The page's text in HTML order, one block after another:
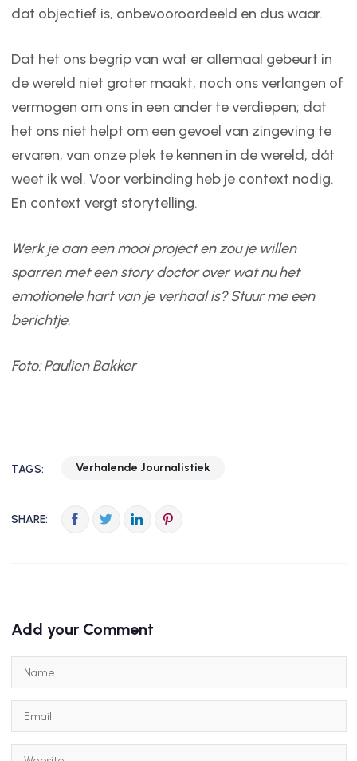
dat objectief is, onbevooroordeeld en dus waar.
Dat het ons begrip van wat er allemaal gebeurt in
de wereld niet groter maakt, noch ons verlangen of
vermogen om ons in een ander te verdiepen; dat
het ons niet helpt om een gevoel van zingeving te
ervaren, van onze plek te kennen in de wereld, dát
weet ik wel. Voor verbinding heb je context nodig.
En context vergt storytelling.
Werk je aan een mooi project en zou je willen
sparren met een story doctor over wat nu het
emotionele hart van je verhaal is? Stuur me een
berichtje.
Foto: Paulien Bakker
TAGS: Verhalende Journalistiek
SHARE:
Add your Comment